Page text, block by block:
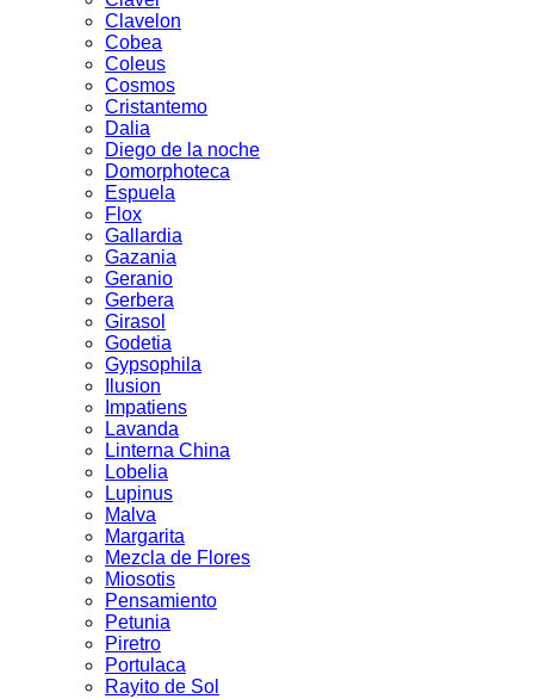
Clavelon
Cobea
Coleus
Cosmos
Cristantemo
Dalia
Diego de la noche
Domorphoteca
Espuela
Flox
Gallardia
Gazania
Geranio
Gerbera
Girasol
Godetia
Gypsophila
Ilusion
Impatiens
Lavanda
Linterna China
Lobelia
Lupinus
Malva
Margarita
Mezcla de Flores
Miosotis
Pensamiento
Petunia
Piretro
Portulaca
Rayito de Sol